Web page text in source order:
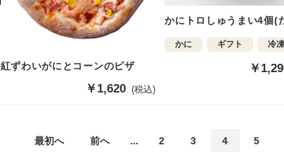
紅ずわいがにとコーンのピザ
販
￥1,620 (税込)
かにトロしゅうまい4個(
かに ギフト 冷凍
販
￥
最初へ 前へ ... 2 3 4 5